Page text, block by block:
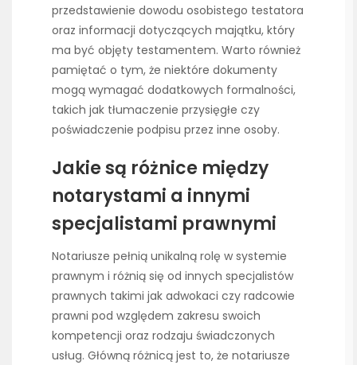
przedstawienie dowodu osobistego testatora
oraz informacji dotyczących majątku, który
ma być objęty testamentem. Warto również
pamiętać o tym, że niektóre dokumenty
mogą wymagać dodatkowych formalności,
takich jak tłumaczenie przysięgłe czy
poświadczenie podpisu przez inne osoby.
Jakie są różnice między
notarystami a innymi
specjalistami prawnymi
Notariusze pełnią unikalną rolę w systemie
prawnym i różnią się od innych specjalistów
prawnych takimi jak adwokaci czy radcowie
prawni pod względem zakresu swoich
kompetencji oraz rodzaju świadczonych
usług. Główną różnicą jest to, że notariusze